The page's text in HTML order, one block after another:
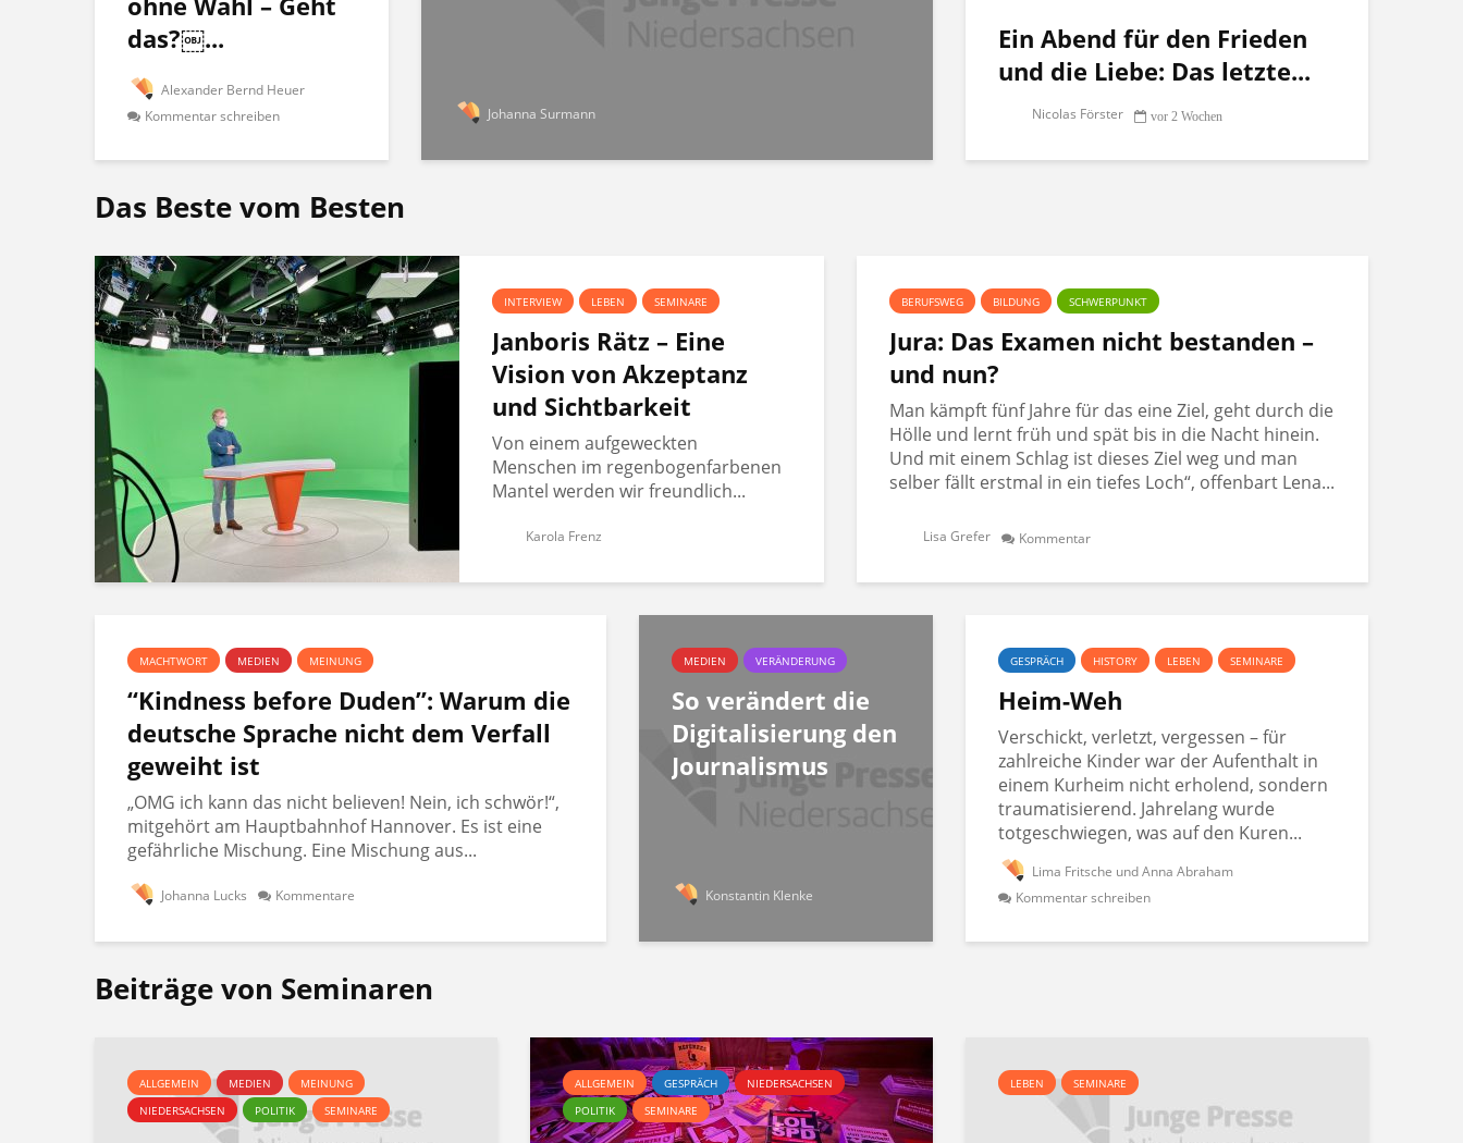
das?￼...
Alexander Bernd Heuer
Kommentar schreiben
Johanna Surmann
Ein Abend für den Frieden
und die Liebe: Das letzte...
Nicolas Förster vor 2 Wochen
Das Beste vom Besten
INTERVIEW LEBEN SEMINARE
Janboris Rätz – Eine
Vision von Akzeptanz
und Sichtbarkeit
Von einem aufgeweckten
Menschen im regenbogenfarbenen
Mantel werden wir freundlich...
Karola Frenz
BERUFSWEG BILDUNG SCHWERPUNKT
Jura: Das Examen nicht bestanden –
und nun?
Man kämpft fünf Jahre für das eine Ziel, geht durch die
Hölle und lernt früh und spät bis in die Nacht hinein.
Und mit einem Schlag ist dieses Ziel weg und man
selber fällt erstmal in ein tiefes Loch“, offenbart Lena...
Lisa Grefer Kommentar
MACHTWORT MEDIEN MEINUNG
“Kindness before Duden”: Warum die
deutsche Sprache nicht dem Verfall
geweiht ist
„OMG ich kann das nicht believen! Nein, ich schwör!“,
mitgehört am Hauptbahnhof Hannover. Es ist eine
gefährliche Mischung. Eine Mischung aus...
Johanna Lucks Kommentare
MEDIEN VERÄNDERUNG
So verändert die
Digitalisierung den
Journalismus
Konstantin Klenke
GESPRÄCH HISTORY LEBEN SEMINARE
Heim-Weh
Verschickt, verletzt, vergessen – für
zahlreiche Kinder war der Aufenthalt in
einem Kurheim nicht erholend, sondern
traumatisierend. Jahrelang wurde
totgeschwiegen, was auf den Kuren...
Lima Fritsche und Anna Abraham
Kommentar schreiben
Beiträge von Seminaren
ALLGEMEIN MEDIEN
MEINUNG
NIEDERSACHSEN
POLITIK SEMINARE
ALLGEMEIN GESPRÄCH
NIEDERSACHSEN
POLITIK
SEMINARE
LEBEN SEMINARE